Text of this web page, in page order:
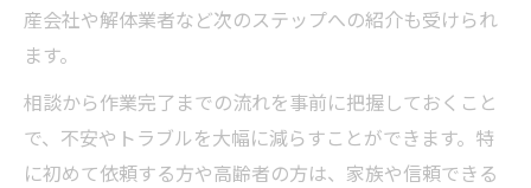
産会社や解体業者など次のステップへの紹介も受けられ
ます。
相談から作業完了までの流れを事前に把握しておくこと
で、不安やトラブルを大幅に減らすことができます。特
に初めて依頼する方や高齢者の方は、家族や信頼できる